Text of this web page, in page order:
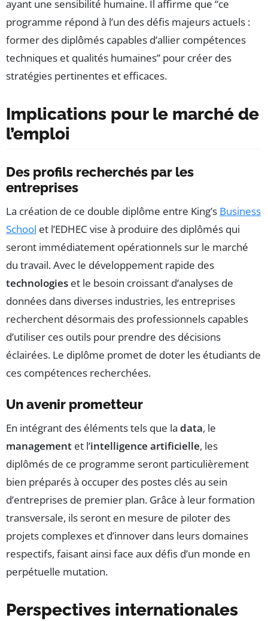
ayant une sensibilité humaine. Il affirme que “ce
programme répond à l’un des défis majeurs actuels :
former des diplômés capables d’allier compétences
techniques et qualités humaines” pour créer des
stratégies pertinentes et efficaces.
Implications pour le marché de
l’emploi
Des profils recherchés par les
entreprises
La création de ce double diplôme entre King’s Business
School et l’EDHEC vise à produire des diplômés qui
seront immédiatement opérationnels sur le marché
du travail. Avec le développement rapide des
technologies et le besoin croissant d’analyses de
données dans diverses industries, les entreprises
recherchent désormais des professionnels capables
d’utiliser ces outils pour prendre des décisions
éclairées. Le diplôme promet de doter les étudiants de
ces compétences recherchées.
Un avenir prometteur
En intégrant des éléments tels que la data, le
management et l’intelligence artificielle, les
diplômés de ce programme seront particulièrement
bien préparés à occuper des postes clés au sein
d’entreprises de premier plan. Grâce à leur formation
transversale, ils seront en mesure de piloter des
projets complexes et d’innover dans leurs domaines
respectifs, faisant ainsi face aux défis d’un monde en
perpétuelle mutation.
Perspectives internationales